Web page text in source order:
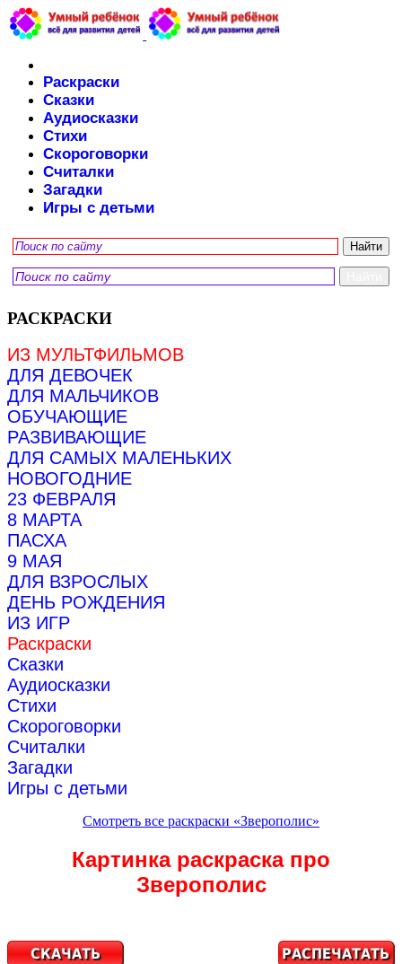
Раскраски
Сказки
Аудиосказки
Стихи
Скороговорки
Считалки
Загадки
Игры с детьми
РАСКРАСКИ
ИЗ МУЛЬТФИЛЬМОВ
ДЛЯ ДЕВОЧЕК
ДЛЯ МАЛЬЧИКОВ
ОБУЧАЮЩИЕ
РАЗВИВАЮЩИЕ
ДЛЯ САМЫХ МАЛЕНЬКИХ
НОВОГОДНИЕ
23 ФЕВРАЛЯ
8 МАРТА
ПАСХА
9 МАЯ
ДЛЯ ВЗРОСЛЫХ
ДЕНЬ РОЖДЕНИЯ
ИЗ ИГР
Раскраски
Сказки
Аудиосказки
Стихи
Скороговорки
Считалки
Загадки
Игры с детьми
Смотреть все раскраски «Зверополис»
Картинка раскраска про
Зверополис